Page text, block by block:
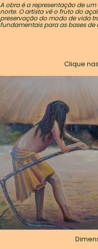
A obra é a representação de
norte. O artista vê o fruto do
preservação do modo de vida
fundamentais para as bases
Clique